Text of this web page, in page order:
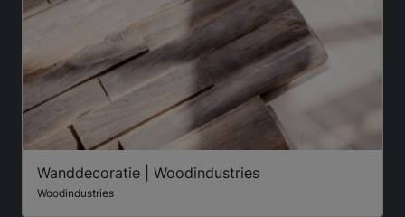
Wanddecoratie | Woodindustries
Woodindustries